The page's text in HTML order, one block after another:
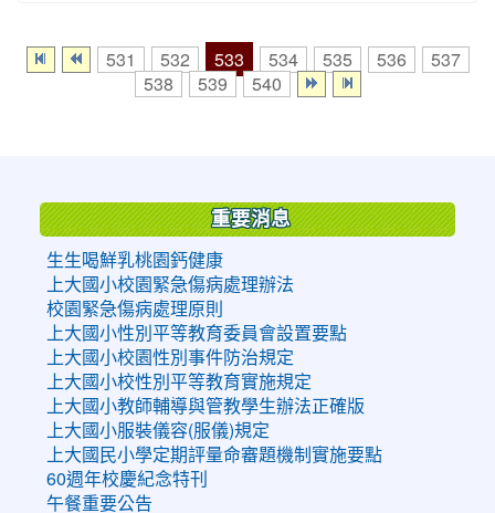
531 532 533 534 535 536
537
538
539 540
重要消息
生生喝鮮乳桃園鈣健康
上大國小校園緊急傷病處理辦法
校園緊急傷病處理原則
上大國小性別平等教育委員會設置要點
上大國小校園性別事件防治規定
上大國小校性別平等教育實施規定
上大國小教師輔導與管教學生辦法正確版
上大國小服裝儀容(服儀)規定
上大國民小學定期評量命審題機制實施要點
60週年校慶紀念特刊
午餐重要公告